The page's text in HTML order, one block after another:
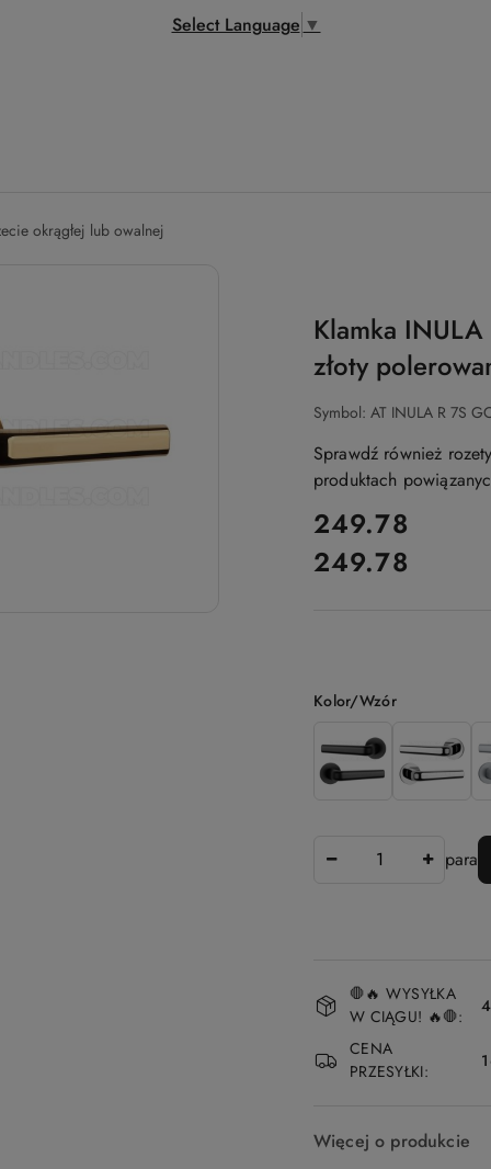
Select Language ▼
okrągłej lub owalnej
Klamka
złoty
Symbol: AT INULA R 7S
Sprawdź również
produktach
cena:
249.78
Cena:
249.78
Wariant
Kolor/Wzór
para
Dostępność
i
dostawa
🛑🔥 WYSYŁKA
W CIĄGU! 🔥🛑:
CENA
PRZESYŁKI:
Więcej o produkcie